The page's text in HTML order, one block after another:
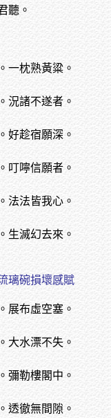
聽。
一枕熟黃粱。
況諸不遂者。
好趁宿願深。
叮嚀信願者。
法法皆我心。
生滅幻去來。
璃碗損壞感賦
展布虛空塞。
大水漂不失。
彌勒樓閣中。
透徹無間隙。